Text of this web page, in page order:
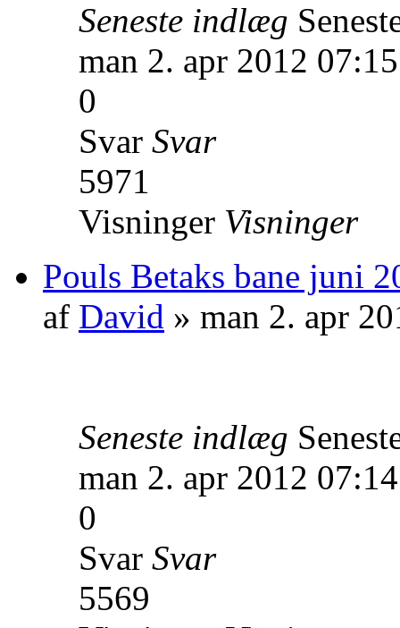
Seneste indlæg
man 2. apr 2012 07:15
0
Svar Svar
5971
Visninger Visninger
Pouls Betaks bane juni
af David » man 2. apr
Seneste indlæg
man 2. apr 2012 07:14
0
Svar Svar
5569